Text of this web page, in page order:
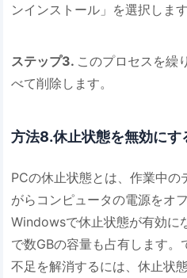
ンインストール」を選択します
ステップ3. このプロセスを繰
べて削除します。
方法8.休止状態を無効にす
PCの休止状態とは、作業中の
がらコンピュータの電源をオ
Windowsで休止状態が有効に
で数GBの容量も占有します
不足を解消するには、休止状